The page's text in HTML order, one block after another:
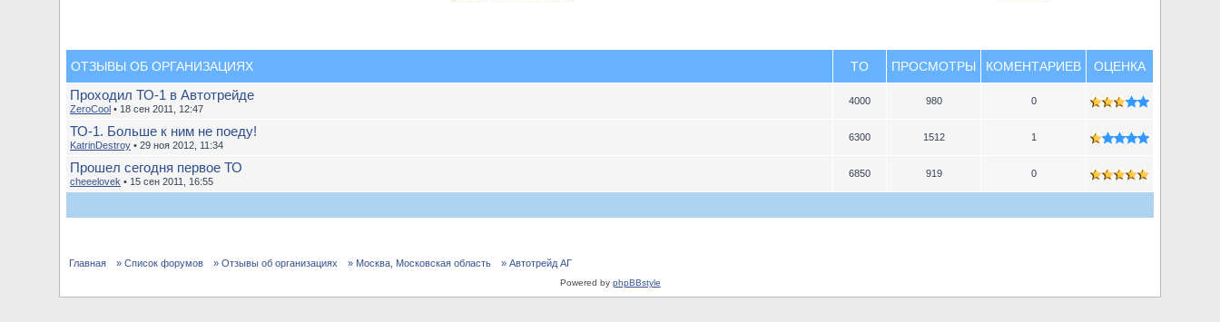
ОТЗЫВЫ ОБ ОРГАНИЗАЦИЯХ TO ПРОСМОТРЫ КОМЕНТАРИЕВ ОЦЕНКА
Проходил ТО-1 в Автотрейде
ZeroCool • 18 сен 2011, 12:47
4000 980 0
ТО-1. Больше к ним не поеду!
KatrinDestroy • 29 ноя 2012, 11:34
6300 1512 1
Прошел сегодня первое ТО
cheeelovek • 15 сен 2011, 16:55
6850 919 0
Главная » Список форумов » Отзывы об организациях » Москва, Московская область » Автотрейд АГ
Powered by phpBBstyle